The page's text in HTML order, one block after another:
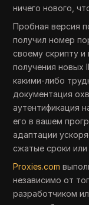
ничего нового,
Пробная версия
получил номер
своему скрипту
получения новых
какими-либо
документация
аутентификация
его в вашем
адаптации
сжатые сроки
Proxies.com
независимо от
разработчиком